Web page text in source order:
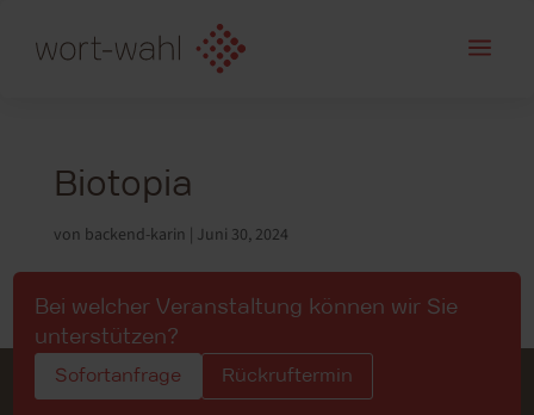
a
Biotopia
von backend-karin Juni 30, 2024
Bei welcher Veranstaltung können wir Sie
unterstützen?
Sofortanfrage Rückruftermin